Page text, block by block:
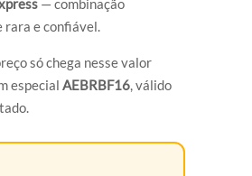
— combinação
e confiável.
só chega nesse valor
especial AEBRBF16, válido